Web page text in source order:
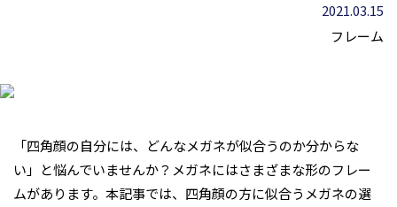
2021.03.15
フレーム
「四角顔の自分には、どんなメガネが似合うのか分からな
い」と悩んでいませんか？メガネにはさまざまな形のフレー
ムがあります。本記事では、四角顔の方に似合うメガネの選